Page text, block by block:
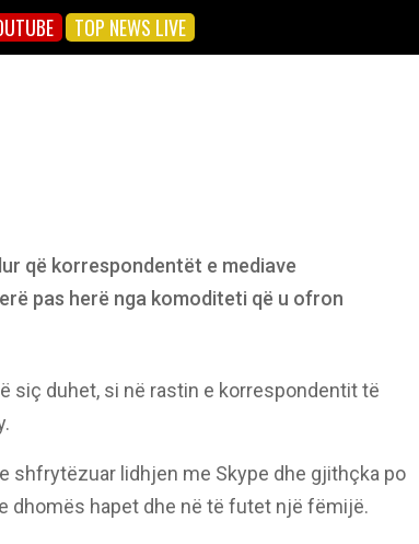
TOP NEWS LIVE
që korrespondentët e mediave
pas herë nga komoditeti që u ofron
siç duhet, si në rastin e korrespondentit të
shfrytëzuar lidhjen me Skype dhe gjithçka po
dhomës hapet dhe në të futet një fëmijë.